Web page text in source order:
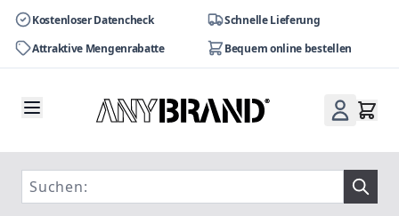
Kostenloser Datencheck
Schnelle Lieferung
Attraktive Mengenrabatte
Bequem online bestellen